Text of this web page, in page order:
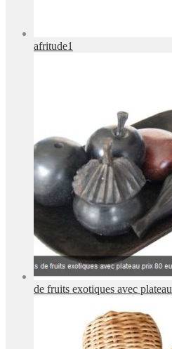
afritude1
de fruits exotiques avec plateau